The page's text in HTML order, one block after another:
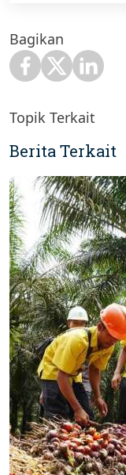
Bagikan
Topik Terkait
Berita Terkait